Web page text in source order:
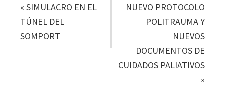
« SIMULACRO EN EL
TÚNEL DEL
SOMPORT
NUEVO PROTOCOLO
POLITRAUMA Y
NUEVOS
DOCUMENTOS DE
CUIDADOS PALIATIVOS
»